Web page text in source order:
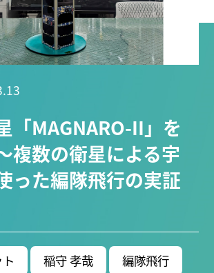
研究科 (116)
トランスフォーマティ
(75)
環境学研究科 (66)
宇宙地球
未来材料・システム研究所 (60)
植物 (33) 機械学習 (31)
高等
創薬科学研究科 (20)
シロイヌナズ
ラ (17)
「MAGNARO-II」を
複数の衛星による宇
った編隊飛行の実証
稲守 孝哉 編隊飛行